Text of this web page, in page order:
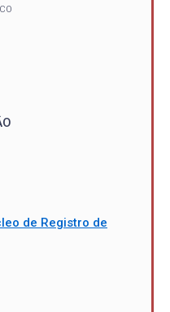
de Registro de